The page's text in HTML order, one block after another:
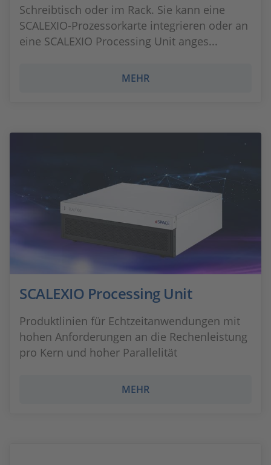
Schreibtisch oder im Rack. Sie kann eine
SCALEXIO-Prozessorkarte integrieren oder an
eine SCALEXIO Processing Unit anges...
MEHR
SCALEXIO Processing Unit
Produktlinien für Echtzeitanwendungen mit
hohen Anforderungen an die Rechenleistung
pro Kern und hoher Parallelität
MEHR